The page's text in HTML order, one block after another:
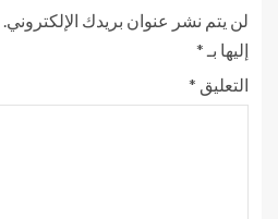
لن يتم نشر عنوان بريدك الإلكتروني.
إليها بـ *
التعليق *